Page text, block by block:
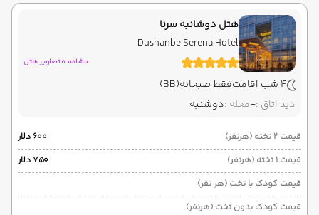
هتل دوشانبه سرنا
Dushanbe Serena Hotel
مشاهده تصاویر هتل
4 شب اقامت فقط صبحانه(BB)
دید اتاق :-محله :دوشنبه
قیمت 2 تخته (هرنفر)
۶۰۰ دلار
قیمت 1 تخته (هرنفر)
۷۵۰ دلار
قیمت کودک با تخت (هر نفر)
قیمت کودک بدون تخت (هرنفر)